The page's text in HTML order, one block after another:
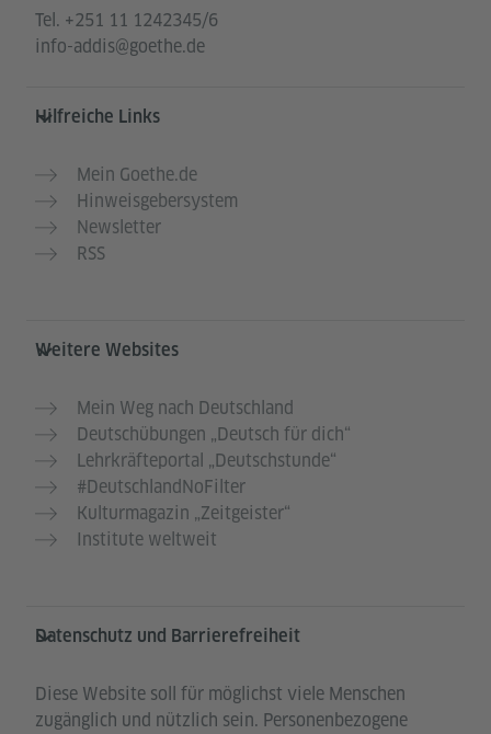
Tel. +251 11 1242345/6
info-addis@goethe.de
Hilfreiche Links
Mein Goethe.de
Hinweisgebersystem
Newsletter
RSS
Weitere Websites
Mein Weg nach Deutschland
Deutschübungen „Deutsch für dich“
Lehrkräfteportal „Deutschstunde“
#DeutschlandNoFilter
Kulturmagazin „Zeitgeister“
Institute weltweit
Datenschutz und Barrierefreiheit
Diese Website soll für möglichst viele Menschen
zugänglich und nützlich sein. Personenbezogene